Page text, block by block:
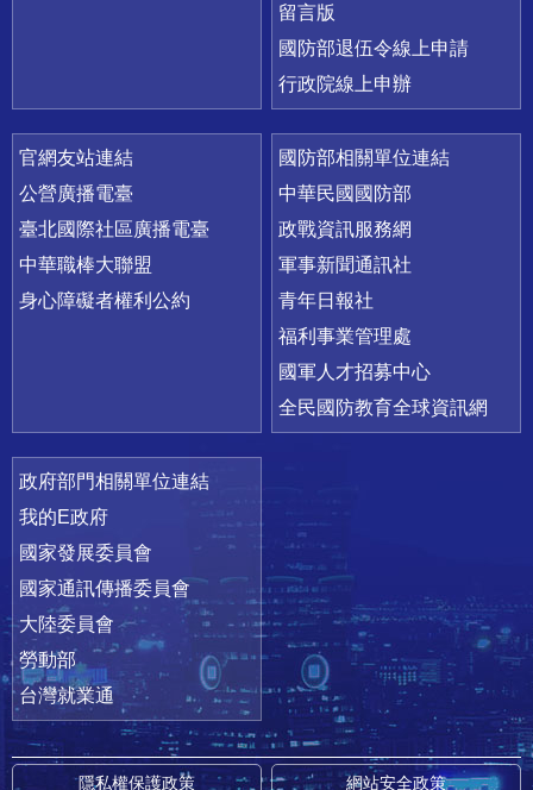
留言版
國防部退伍令線上申請
行政院線上申辦
官網友站連結
公營廣播電臺
臺北國際社區廣播電臺
中華職棒大聯盟
身心障礙者權利公約
國防部相關單位連結
中華民國國防部
政戰資訊服務網
軍事新聞通訊社
青年日報社
福利事業管理處
國軍人才招募中心
全民國防教育全球資訊網
政府部門相關單位連結
我的E政府
國家發展委員會
國家通訊傳播委員會
大陸委員會
勞動部
台灣就業通
隱私權保護政策 網站安全政策